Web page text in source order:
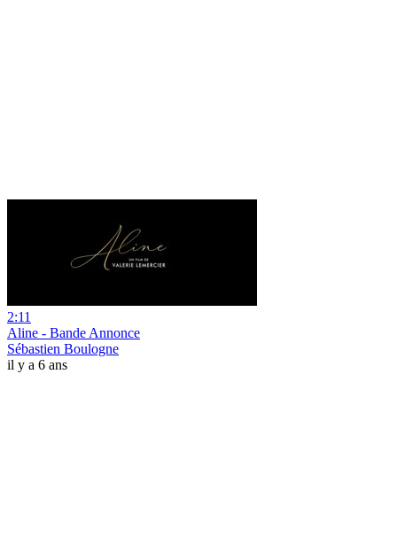
2:11
Aline - Bande Annonce
Sébastien Boulogne
il y a 6 ans